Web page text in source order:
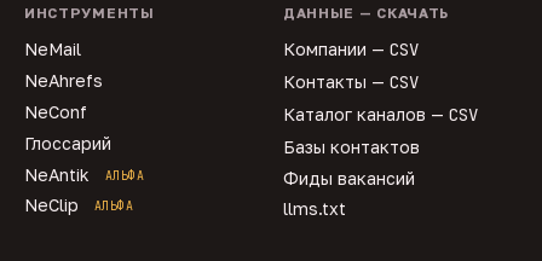
ИНСТРУМЕНТЫ
NeMail
NeAhrefs
NeConf
Глоссарий
NeAntik
АЛЬФА
NeClip АЛЬФА
ДАННЫЕ — СКАЧАТЬ
Компании — CSV
Контакты — CSV
Каталог каналов — CSV
Базы контактов
Фиды вакансий
llms.txt